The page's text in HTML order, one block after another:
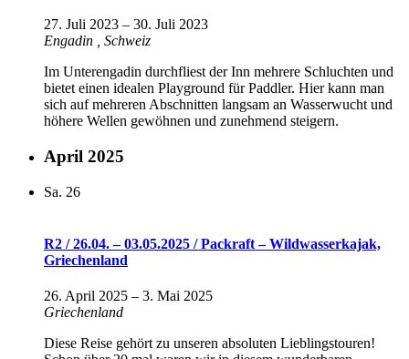
27. Juli 2023 – 30. Juli 2023
Engadin
, Schweiz
Im Unterengadin durchfliest der Inn mehrere Schluchten und
bietet einen idealen Playground für Paddler. Hier kann man
sich auf mehreren Abschnitten langsam an Wasserwucht und
höhere Wellen gewöhnen und zunehmend steigern.
April 2025
Sa. 26
R2 / 26.04. – 03.05.2025 / Packraft – Wildwasserkajak,
Griechenland
26. April 2025 – 3. Mai 2025
Griechenland
Diese Reise gehört zu unseren absoluten Lieblingstouren!